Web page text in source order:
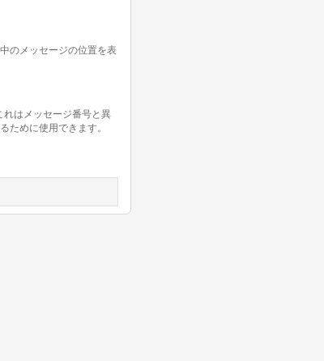
のメッセージの位置を表
れはメッセージ番号と異
ために使用できます。